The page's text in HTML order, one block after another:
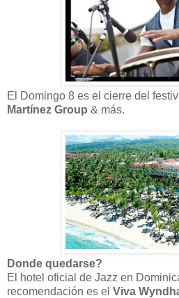
El Domingo 8 es el cierre del
Martínez Group & más.
Donde quedarse?
El hotel oficial de Jazz en
recomendación es el Viva